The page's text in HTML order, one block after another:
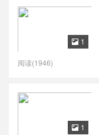
 1
阅读(1946)
 1